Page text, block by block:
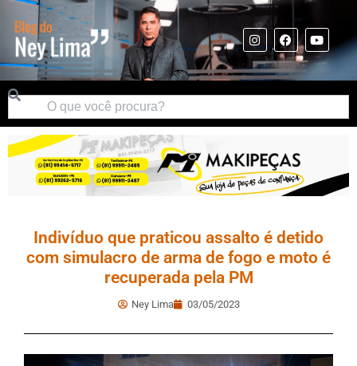
Indivíduo que praticou assalto é detido
com simulacro de arma de fogo e moto é
recuperada pela PM
Ney Lima 03/05/2023